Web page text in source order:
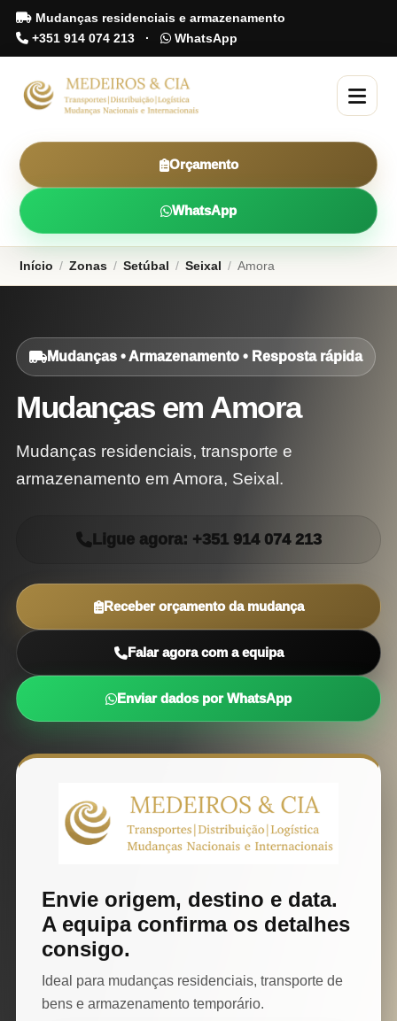
Mudanças residenciais e armazenamento
+351 914 074 213 · WhatsApp
Orçamento
WhatsApp
Início / Zonas / Setúbal / Seixal / Amora
Mudanças • Armazenamento • Resposta rápida
Mudanças em Amora
Mudanças residenciais, transporte e
armazenamento em Amora, Seixal.
Ligue agora: +351 914 074 213
Receber orçamento da mudança
Falar agora com a equipa
Enviar dados por WhatsApp
Envie origem, destino e data.
A equipa confirma os detalhes
consigo.
Ideal para mudanças residenciais, transporte de
bens e armazenamento temporário.